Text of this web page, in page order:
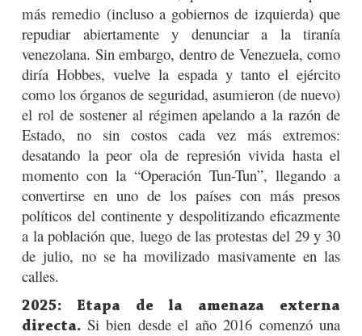
más remedio (incluso a gobiernos de izquierda) que
repudiar abiertamente y denunciar a la tiranía
venezolana. Sin embargo, dentro de Venezuela, como
diría Hobbes, vuelve la espada y tanto el ejército
como los órganos de seguridad, asumieron (de nuevo)
el rol de sostener al régimen apelando a la razón de
Estado, no sin costos cada vez más extremos:
desatando la peor ola de represión vivida hasta el
momento con la “Operación Tun-Tun”, llegando a
convertirse en uno de los países con más presos
políticos del continente y despolitizando eficazmente
a la población que, luego de las protestas del 29 y 30
de julio, no se ha movilizado masivamente en las
calles.
2025: Etapa de la amenaza externa
directa. Si bien desde el año 2016 comenzó una